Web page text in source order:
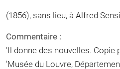
(1856), sans lieu, à Alfred
Commentaire :
'Il donne des nouvelles. Copie
'Musée du Louvre,